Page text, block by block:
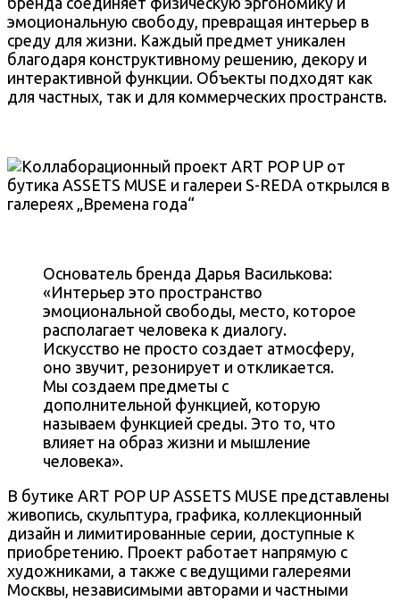
эмоциональную свободу, превращая интерьер в
среду для жизни. Каждый предмет уникален
благодаря конструктивному решению, декору и
интерактивной функции. Объекты подходят как
для частных, так и для коммерческих пространств.
Основатель бренда Дарья Василькова:
«Интерьер это пространство
эмоциональной свободы, место, которое
располагает человека к диалогу.
Искусство не просто создает атмосферу,
оно звучит, резонирует и откликается.
Мы создаем предметы с
дополнительной функцией, которую
называем функцией среды. Это то, что
влияет на образ жизни и мышление
человека».
В бутике ART POP UP ASSETS MUSE представлены
живопись, скульптура, графика, коллекционный
дизайн и лимитированные серии, доступные к
приобретению. Проект работает напрямую с
художниками, а также с ведущими галереями
Москвы, независимыми авторами и частными